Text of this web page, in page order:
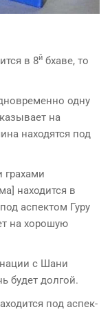
в 8й бхаве, то
одну
на
находятся под
находится в
аспектом Гуру
на хорошую
с Шани
будет долгой.
под аспек­